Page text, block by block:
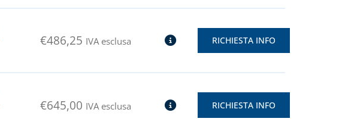
€486,25 IVA esclusa RICHIESTA INFO
€645,00 IVA esclusa RICHIESTA INFO